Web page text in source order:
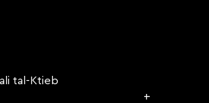
tal-Ktieb